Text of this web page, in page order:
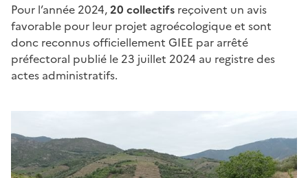
Pour l’année 2024,20 collectifs reçoivent un avis
favorable pour leur projet agroécologique et sont
donc reconnus officiellement GIEE par arrêté
préfectoral publié le 23 juillet 2024 au registre des
actes administratifs.